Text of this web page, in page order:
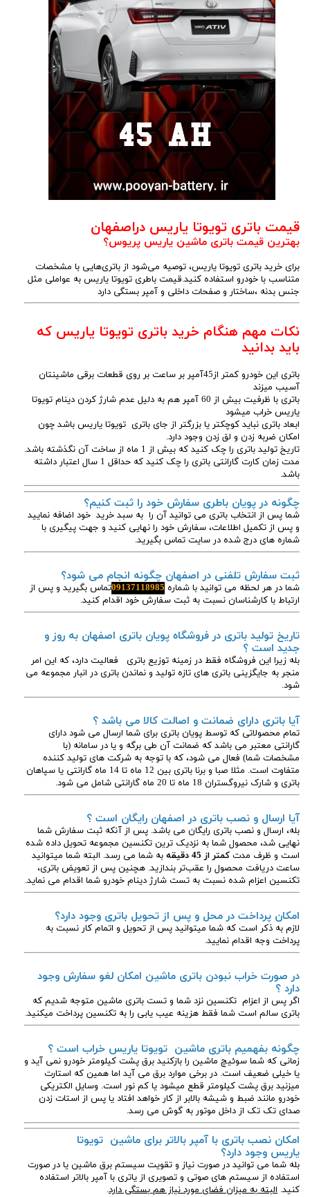
قیمت باتری تویوتا یاریس دراصفهان
بهترین قیمت باتری ماشین یاریس پریوس؟
برای خرید باتری تویوتا یاریس، توصیه می‌شود از باتری‌هایی با مشخصات
متناسب با خودرو استفاده کنید.قیمت باطری تویوتا یاریس به عواملی مثل
جنس بدنه ،ساختار و صفحات داخلی و آمپر بستگی دارد
نکات مهم هنگام خرید باتری تویوتا یاریس که
باید بدانید
باتری این خودرو کمتر از45آمپر بر ساعت بر روی قطعات برقی ماشینتان
آسیب میزند
باتری با ظرفیت بیش از 60 آمپر هم به دلیل عدم شارژ کردن دینام تویوتا
یاریس خراب میشود
ابعاد باتری نباید کوچکتر یا بزرگتر از جای باتری تویوتا یاریس باشد چون
امکان ضربه زدن و لق زدن وجود دارد.
تاریخ تولید باتری را چک کنید که بیش از 1 ماه از ساخت آن نگذشته باشد.
مدت زمان کارت گارانتی باتری را چک کنید که حداقل 1 سال اعتبار داشته
باشد.
چگونه در پویان باطری سفارش خود را ثبت کنیم؟
شما پس از انتخاب باتری می توانید آن را به سبد خرید خود اضافه نمایید
و پس از تکمیل اطلاعات، سفارش خود را نهایی کنید و جهت پیگیری با
شماره های درج شده در سایت تماس بگیرید.
ثبت سفارش تلفنی در اصفهان چگونه انجام می شود؟
شما در هر لحظه می توانید با شماره 09137118985تماس بگیرید و پس از
ارتباط با کارشناسان نسبت به ثبت سفارش خود اقدام کنید.
تاریخ تولید باتری در فروشگاه پویان باتری اصفهان به روز و
جدید است ؟
بله زیرا این فروشگاه فقط در زمینه توزیع باتری فعالیت دارد، که این امر
منجر به جایگزینی باتری های تازه تولید و نماندن باتری در انبار مجموعه می
شود.
آیا باتری دارای ضمانت و اصالت کالا می باشد ؟
تمام محصولاتی که توسط پویان باتری برای شما ارسال می شود دارای
گارانتی معتبر می باشد که ضمانت آن طی برگه و یا در سامانه (با
مشخصات شما) فعال می شود، که با توجه به شرکت های تولید کننده
متفاوت است. مثلا صبا و برنا باتری بین 12 ماه تا 14 ماه گارانتی یا سپاهان
باتری و شارک نیروگستران 18 ماه تا 20 ماه گارانتی شامل می شود.
آیا ارسال و نصب باتری در اصفهان رایگان است ؟
بله، ارسال و نصب باتری رایگان می باشد. پس از آنکه ثبت سفارش شما
نهایی شد، محصول شما به نزدیک ترین تکنسین مجموعه تحویل داده شده
است و ظرف مدت کمتر از 45 دقیقه
به شما می رسد. البته شما میتوانید
ساعت دریافت محصول را عقب‌تر بندازید. هچنین پس از تعویض باتری،
تکنسین اعزام شده نسبت به تست شارژ دینام خودرو شما اقدام می نماید.
امکان پرداخت در محل و پس از تحویل باتری وجود دارد؟
لازم به ذکر است که شما میتوانید پس از تحویل و اتمام کار نسبت به
پرداخت وجه اقدام نمایید.
در صورت خراب نبودن باتری ماشین امکان لغو سفارش وجود
دارد ؟
اگر پس از اعزام تکنسین نزد شما و تست باتری ماشین متوجه شدیم که
باتری سالم است شما فقط هزینه عیب یابی را به تکنسین پرداخت میکنید.
چگونه بفهمیم باتری ماشین تویوتا یاریس خراب است ؟
زمانی که شما سوئیچ ماشین را بازکنید برق پشت کیلومتر خودرو نمی آید و
یا خیلی ضعیف است. در برخی موارد برق می آید اما همین که استارت
میزنید برق پشت کیلومتر قطع میشود یا کم نور است. وسایل الکتریکی
خودرو مانند ضبط و شیشه بالابر از کار خواهد افتاد یا پس از استات زدن
صدای تک تک از داخل موتور به گوش می رسد.
امکان نصب باتری با آمپر بالاتر برای ماشین تویوتا
یاریس وجود دارد؟
بله شما می توانید در صورت نیاز و تقویت سیستم برق ماشین یا در صورت
استفاده از سیستم های صوتی و تصویری از یاتری با آمپر بالاتر استفاده
کنید. البته به میزان فضای مورد نیاز هم بستگی دارد.